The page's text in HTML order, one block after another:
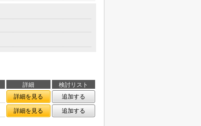
詳細
検討リスト
詳細を見る
追加する
詳細を見る 追加する